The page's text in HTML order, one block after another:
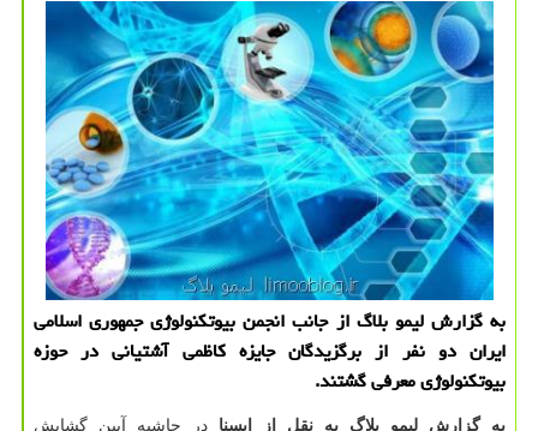
به گزارش لیمو بلاگ از جانب انجمن بیوتکنولوژی جمهوری اسلامی
ایران دو نفر از برگزیدگان جایزه کاظمی آشتیانی در حوزه
بیوتکنولوژی معرفی گشتند.
به گزارش لیمو بلاگ به نقل از ایسنا در حاشیه آیین گشایش